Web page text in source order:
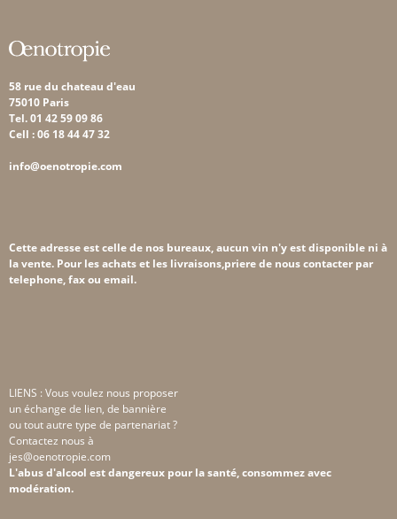
58 rue du chateau d'eau
75010 Paris
Tel. 01 42 59 09 86
Cell : 06 18 44 47 32
info@oenotropie.com
Cette adresse est celle de nos bureaux, aucun vin n'y est disponible ni à
la vente. Pour les achats et les livraisons,priere de nous contacter par
telephone, fax ou email.
LIENS : Vous voulez nous proposer
un échange de lien, de bannière
ou tout autre type de partenariat ?
Contactez nous à
jes@oenotropie.com
L'abus d'alcool est dangereux pour la santé, consommez avec
modération.